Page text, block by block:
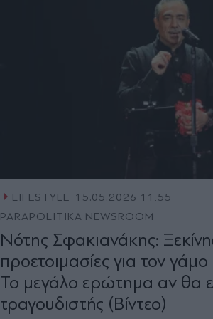
LIFESTYLE 15.05.2026 11:55
PARAPOLITIKA NEWSROOM
Νότης Σφακιανάκης:
προετοιμασίες για τον
Το μεγάλο ερώτημα αν θα
τραγουδιστής (Βίντεο)